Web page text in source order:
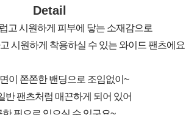
Detail
고 시원하게 피부에 닿는 소재감으로
시원하게 착용하실 수 있는 와이드 팬츠에요
이 쫀쫀한 밴딩으로 조임없이~
반 팬츠처럼 매끈하게 되어 있어